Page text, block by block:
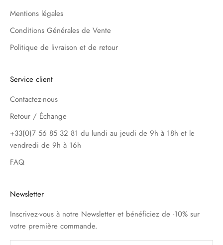
Mentions légales
Conditions Générales de Vente
Politique de livraison et de retour
Service client
Contactez-nous
Retour / Échange
+33(0)7 56 85 32 81 du lundi au jeudi de 9h à 18h et le
vendredi de 9h à 16h
FAQ
Newsletter
Inscrivez-vous à notre Newsletter et bénéficiez de -10% sur
votre première commande.